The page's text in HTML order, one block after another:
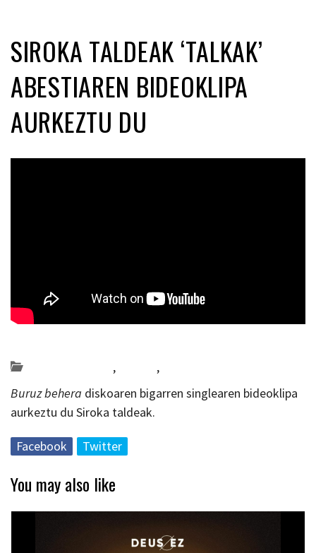
SIROKA TALDEAK ‘TALKAK’
ABESTIAREN BIDEOKLIPA
AURKEZTU DU
, ,
Buruz behera diskoaren bigarren singlearen bideoklipa
aurkeztu du Siroka taldeak.
Facebook Twitter
You may also like